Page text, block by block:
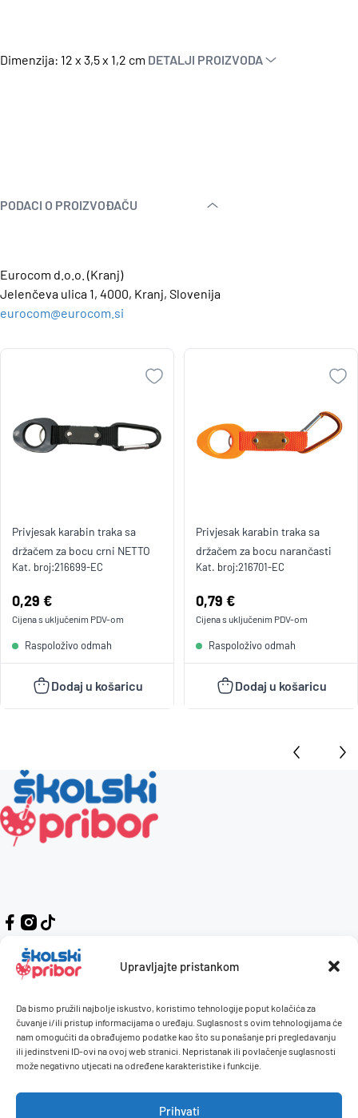
Upravljajte pristankom
Da bismo pružili najbolje iskustvo, koristimo tehnologije poput kolačića za
čuvanje i/ili pristup informacijama o uređaju. Suglasnost s ovim tehnologijama će
nam omogućiti da obrađujemo podatke kao što su ponašanje pri pregledavanju
ili jedinstveni ID-ovi na ovoj web stranici. Nepristanak ili povlačenje suglasnosti
može negativno utjecati na određene karakteristike i funkcije.
Prihvati
Dimenzija: 12 x 3,5 x 1,2 cm DETALJI PROIZVODA
PODACI O PROIZVOĐAČU
Eurocom d.o.o. (Kranj)
Jelenčeva ulica 1, 4000, Kranj, Slovenija
eurocom@eurocom.si
Privjesak karabin traka sa
držačem za bocu crni NETTO
Kat. broj:216699-EC
Cijena:
0,29 €
Cijena s uključenim PDV-om
Raspoloživo odmah
Dodaj u košaricu
Privjesak karabin traka sa
držačem za bocu narančasti
Kat. broj:216701-EC
Cijena:
0,79 €
Cijena s uključenim PDV-om
Raspoloživo odmah
Dodaj u košaricu
Kontakt
O nama
Naručivanje i plaćanje
Uvjeti korištenja
Pravilnik giveaway
Politika privatnosti